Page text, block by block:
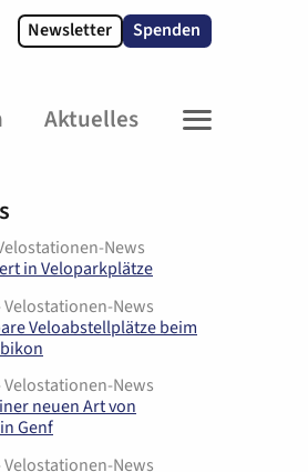
Newsletter Spenden
Aktuelles MENU
News
in Veloparkplätze
Velostationen-News
Veloabstellplätze beim
Velostationen-News
neuen Art von
Genf
Velostationen-News